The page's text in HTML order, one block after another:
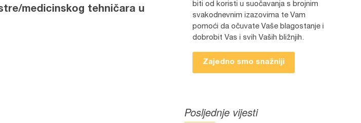
medicinskog tehničara u
biti od koristi u suočavanja s brojnim
svakodnevnim izazovima te Vam
pomoći da očuvate Vaše blagostanje i
dobrobit Vas i svih Vaših bližnjih.
Zajedno smo snažniji
Posljednje vijesti